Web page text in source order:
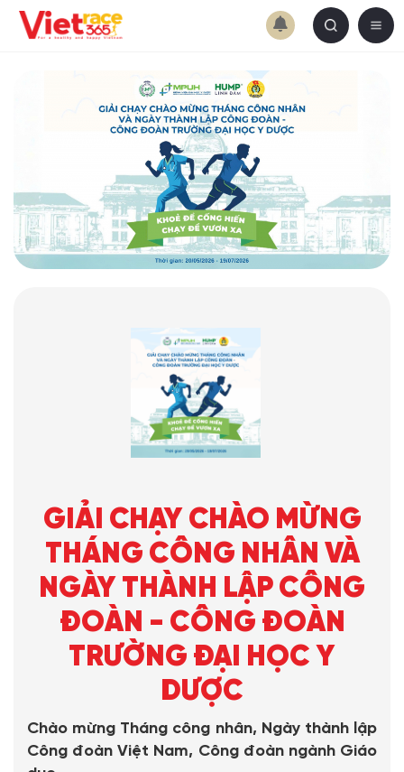
GIẢI CHẠY CHÀO MỪNG
THÁNG CÔNG NHÂN VÀ
NGÀY THÀNH LẬP CÔNG
ĐOÀN - CÔNG ĐOÀN
TRƯỜNG ĐẠI HỌC Y
DƯỢC
Chào mừng Tháng công nhân, Ngày thành lập
Công đoàn Việt Nam, Công đoàn ngành Giáo